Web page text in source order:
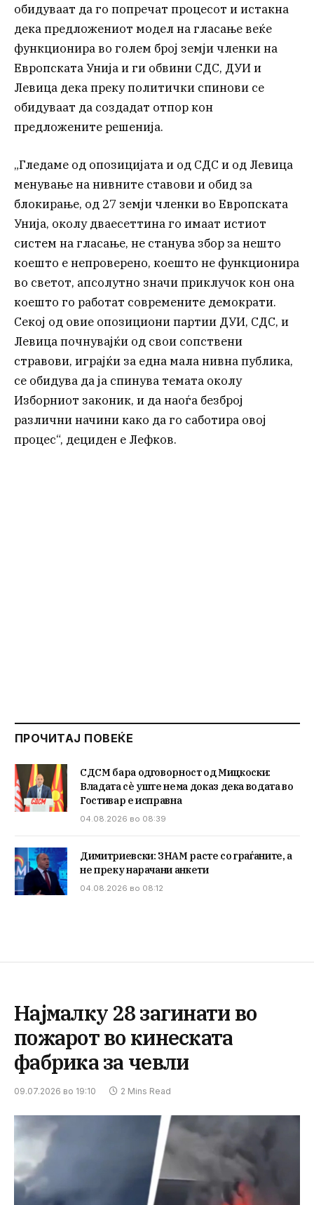
обидуваат да го попречат процесот и истакна
дека предложениот модел на гласање веќе
функционира во голем број земји членки на
Европската Унија и ги обвини СДС, ДУИ и
Левица дека преку политички спинови се
обидуваат да создадат отпор кон
предложените решенија.
„Гледаме од опозицијата и од СДС и од Левица
менување на нивните ставови и обид за
блокирање, од 27 земји членки во Европската
Унија, околу дваесеттина го имаат истиот
систем на гласање, не станува збор за нешто
коешто е непроверено, коешто не функционира
во светот, апсолутно значи приклучок кон она
коешто го работат современите демократи.
Секој од овие опозициони партии ДУИ, СДС, и
Левица почнувајќи од свои сопствени
стравови, играјќи за една мала нивна публика,
се обидува да ја спинува темата околу
Изборниот законик, и да наоѓа безброј
различни начини како да го саботира овој
процес“, дециден е Лефков.
ПРОЧИТАЈ ПОВЕЌЕ
СДСМ бара одговорност од Мицкоски:
Владата сè уште нема доказ дека водата во
Гостивар е исправна
04.08.2026 во 08:39
Димитриевски: ЗНАМ расте со граѓаните, а
не преку нарачани анкети
04.08.2026 во 08:12
Најмалку 28 загинати во
пожарот во кинеската
фабрика за чевли
09.07.2026 во 19:10 2 Mins Read